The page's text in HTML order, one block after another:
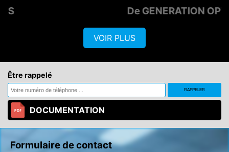
De GENERATION OPTIQ
VOIR PLUS
Être rappelé
DOCUMENTATION
Formulaire de contact